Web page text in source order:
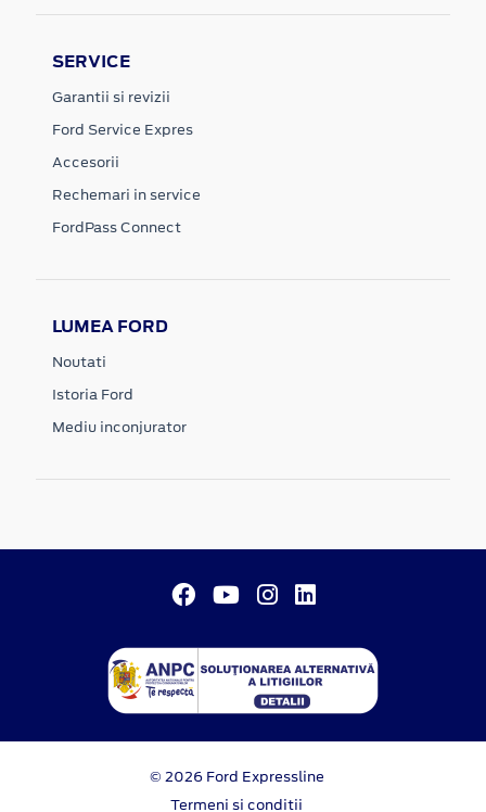
SERVICE
Garantii si revizii
Ford Service Expres
Accesorii
Rechemari in service
FordPass Connect
LUMEA FORD
Noutati
Istoria Ford
Mediu inconjurator
© 2026 Ford Expressline
Termeni si conditii